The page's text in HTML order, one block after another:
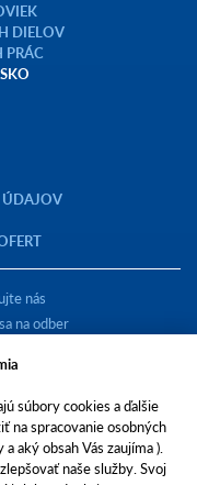
DIELOV
PRÁC
nás
na odber
s.r.o.
súbory cookies a ďalšie
na spracovanie osobných
aký obsah Vás zaujíma ).
naše služby. Svoj